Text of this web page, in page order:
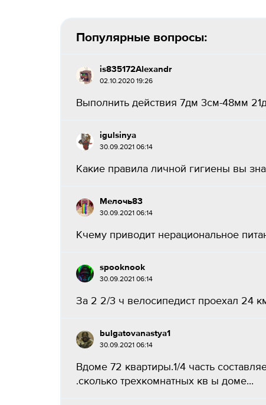
Популярные вопросы:
is835172Alexandr
02.10.2020 19:26
Выполнить действия 7дм 3см-48мм
igulsinya
30.09.2021 06:14
Какие правила личной гигиены вы
Мелочь83
30.09.2021 06:14
Кчему приводит нерациональное
spooknook
30.09.2021 06:14
За 2 2/3 ч велосипедист проехал 24
bulgatovanastya1
30.09.2021 06:14
Вдоме 72 квартиры.1/4 часть
.сколько трехкомнатных кв ы доме...